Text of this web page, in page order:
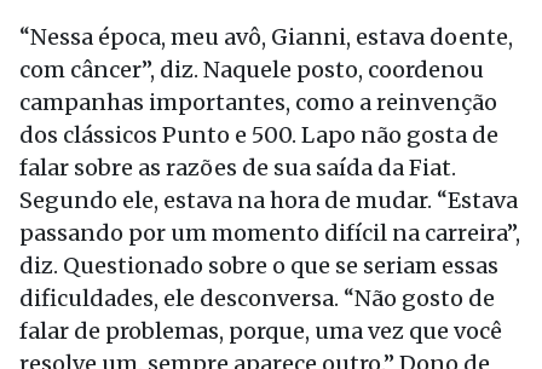
“Nessa época, meu avô, Gianni, estava doente,
com câncer”, diz. Naquele posto, coordenou
campanhas importantes, como a reinvenção
dos clássicos Punto e 500. Lapo não gosta de
falar sobre as razões de sua saída da Fiat.
Segundo ele, estava na hora de mudar. “Estava
passando por um momento difícil na carreira”,
diz. Questionado sobre o que se seriam essas
dificuldades, ele desconversa. “Não gosto de
falar de problemas, porque, uma vez que você